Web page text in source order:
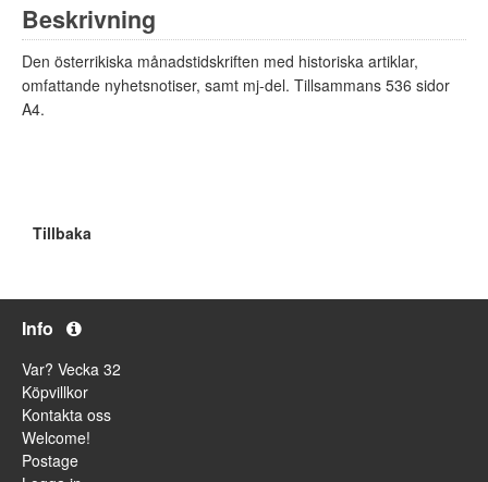
Beskrivning
Den österrikiska månadstidskriften med historiska artiklar,
omfattande nyhetsnotiser, samt mj-del. Tillsammans 536 sidor
A4.
Tillbaka
Info
Var? Vecka 32
Köpvillkor
Kontakta oss
Welcome!
Postage